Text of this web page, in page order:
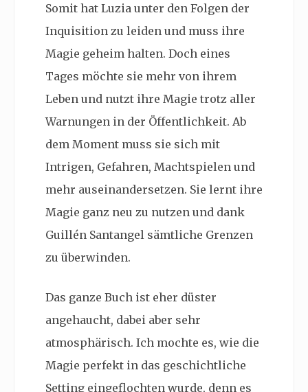
Somit hat Luzia unter den Folgen der
Inquisition zu leiden und muss ihre
Magie geheim halten. Doch eines
Tages möchte sie mehr von ihrem
Leben und nutzt ihre Magie trotz aller
Warnungen in der Öffentlichkeit. Ab
dem Moment muss sie sich mit
Intrigen, Gefahren, Machtspielen und
mehr auseinandersetzen. Sie lernt ihre
Magie ganz neu zu nutzen und dank
Guillén Santangel sämtliche Grenzen
zu überwinden.
Das ganze Buch ist eher düster
angehaucht, dabei aber sehr
atmosphärisch. Ich mochte es, wie die
Magie perfekt in das geschichtliche
Setting eingeflochten wurde, denn es